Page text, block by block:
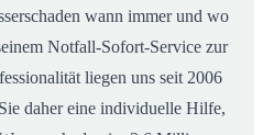
wann immer und wo
Notfall-Sofort-Service zur
liegen uns seit 2006
daher eine individuelle Hilfe,